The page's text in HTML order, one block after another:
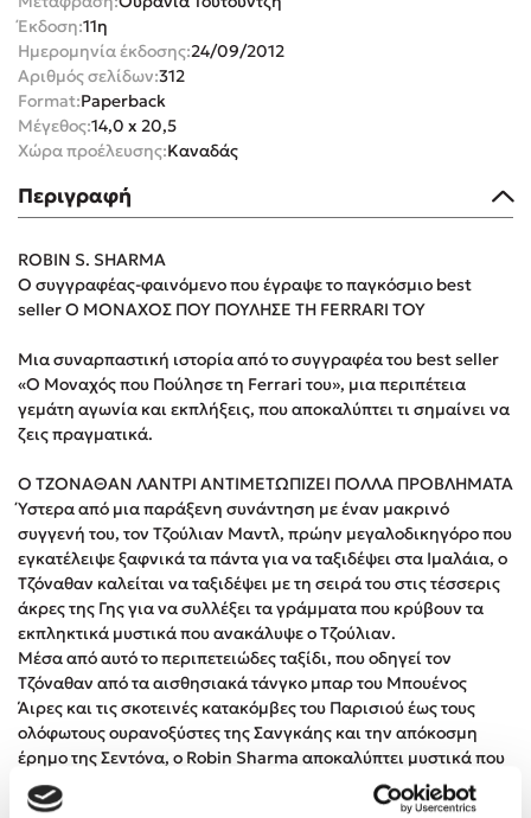
Δημοφιλείς Συγγραφείς
Φυστίκι ΠουΚυλάει
El Sombrero
Στέφανος Ξενάκης
Freida McFadden
Κατρίνα Τσάνταλη
Lucinda Riley
Benzamin Bécue
Rebecca Yarros
Teo Benedetti
Τζένη Κουτσοδημητροπούλου
Emily Henry
Ali Hazelwood
Cori Doerrfeld
Pierdomenico Baccalario
Δανάη Ιμπραχήμ
Έκδοση:11η
Ημερομηνία έκδοσης:24/09/2012
Αριθμός σελίδων:312
Format:Paperback
Μέγεθος:14,0 x 20,5
Χώρα προέλευσης:Καναδάς
Περιγραφή
ROBIN S. SHARMA
Ο συγγραφέας-φαινόμενο που έγραψε το παγκόσμιο best
seller Ο ΜΟΝΑΧΟΣ ΠΟΥ ΠΟΥΛΗΣΕ ΤΗ FERRARI ΤΟΥ
Μια συναρπαστική ιστορία από το συγγραφέα του best seller
«Ο Μοναχός που Πούλησε τη Ferrari του», μια περιπέτεια
γεμάτη αγωνία και εκπλήξεις, που αποκαλύπτει τι σημαίνει να
ζεις πραγματικά.
Ο ΤΖΟΝΑΘΑΝ ΛΑΝΤΡΙ ΑΝΤΙΜΕΤΩΠΙΖΕΙ ΠΟΛΛΑ ΠΡΟΒΛΗΜΑΤΑ
Ύστερα από μια παράξενη συνάντηση με έναν μακρινό
συγγενή του, τον Τζούλιαν Μαντλ, πρώην μεγαλοδικηγόρο που
εγκατέλειψε ξαφνικά τα πάντα για να ταξιδέψει στα Ιμαλάια, ο
Τζόναθαν καλείται να ταξιδέψει με τη σειρά του στις τέσσερις
άκρες της Γης για να συλλέξει τα γράμματα που κρύβουν τα
εκπληκτικά μυστικά που ανακάλυψε ο Τζούλιαν.
Μέσα από αυτό το περιπετειώδες ταξίδι, που οδηγεί τον
Τζόναθαν από τα αισθησιακά τάνγκο μπαρ του Μπουένος
Άιρες και τις σκοτεινές κατακόμβες του Παρισιού έως τους
ολόφωτους ουρανοξύστες της Σανγκάης και την απόκοσμη
έρημο της Σεντόνα, ο Robin Sharma αποκαλύπτει μυστικά που
μας βοηθούν να ανακαλύψουμε την προσωπική μας δύναμη,
να αφουγκραστούμε τον αληθινό εαυτό μας και να ζήσουμε